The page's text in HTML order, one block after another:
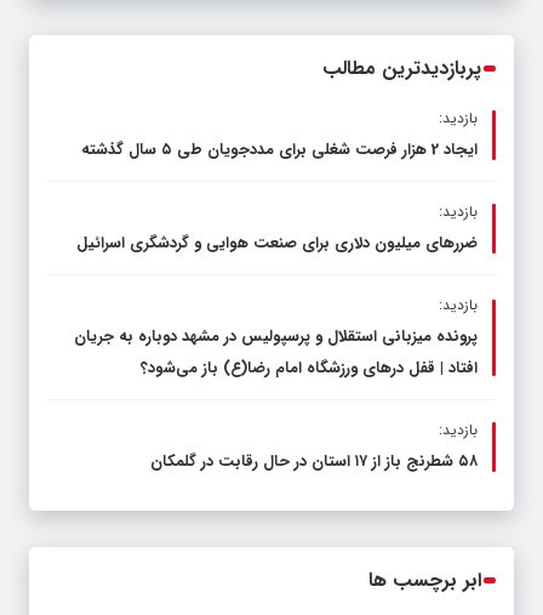
پربازدیدترین مطالب
بازدید:
ایجاد 2 هزار فرصت شغلی برای مددجویان طی ۵ سال گذشته
بازدید:
ضررهای میلیون دلاری برای صنعت هوایی و گردشگری اسرائیل
بازدید:
پرونده میزبانی استقلال و پرسپولیس در مشهد دوباره به جریان
افتاد | قفل در‌های ورزشگاه امام رضا(ع) باز می‌شود؟
بازدید:
۵۸ شطرنج‌ باز از ۱۷ استان در حال رقابت در گلمکان
ابر برچسب ها